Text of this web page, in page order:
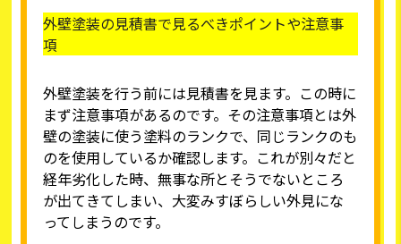
外壁塗装の見積書で見るべきポイントや注意事
項
外壁塗装を行う前には見積書を見ます。この時に
まず注意事項があるのです。その注意事項とは外
壁の塗装に使う塗料のランクで、同じランクのも
のを使用しているか確認します。これが別々だと
経年劣化した時、無事な所とそうでないところ
が出てきてしまい、大変みすぼらしい外見にな
ってしまうのです。